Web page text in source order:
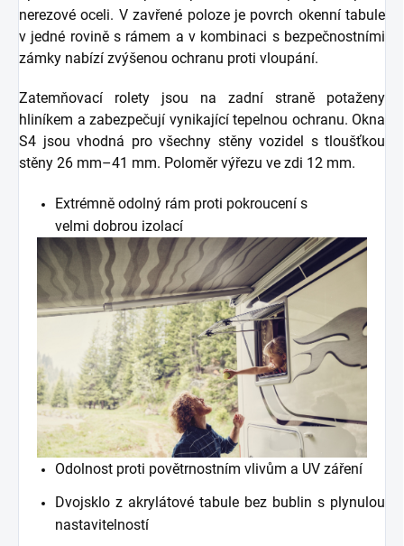
nerezové oceli. V zavřené poloze je povrch okenní tabule
v jedné rovině s rámem a v kombinaci s bezpečnostními
zámky nabízí zvýšenou ochranu proti vloupání.
Zatemňovací rolety jsou na zadní straně potaženy
hliníkem a zabezpečují vynikající tepelnou ochranu. Okna
S4 jsou vhodná pro všechny stěny vozidel s tloušťkou
stěny 26 mm–41 mm. Poloměr výřezu ve zdi 12 mm.
Extrémně odolný rám proti pokroucení s
velmi dobrou izolací
Odolnost proti povětrnostním vlivům a UV záření
Dvojsklo z akrylátové tabule bez bublin s plynulou
nastavitelností